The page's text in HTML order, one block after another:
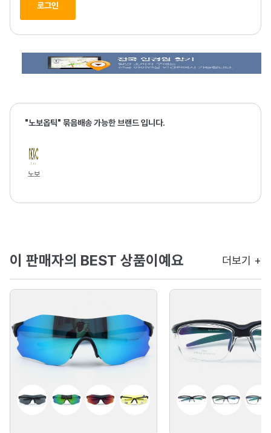
로그인
"노보옵틱" 묶음배송 가능한 브랜드 입니다.
노보
이 판매자의 BEST 상품이예요 더보기 +